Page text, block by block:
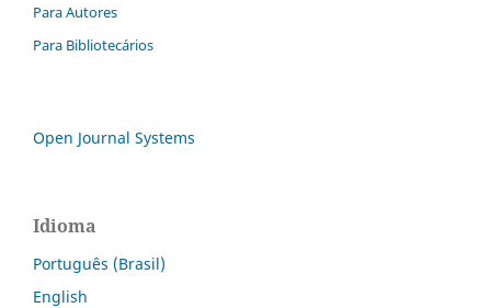
Para Autores
Para Bibliotecários
Open Journal Systems
Idioma
Português (Brasil)
English